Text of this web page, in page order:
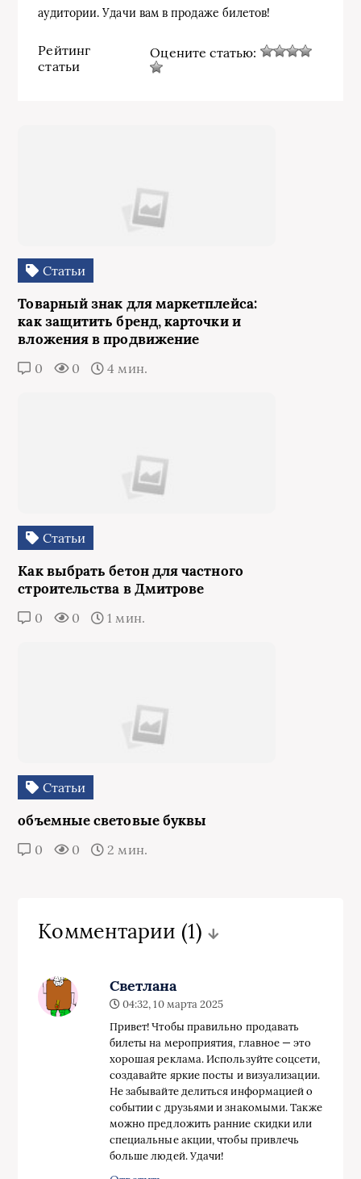
аудитории. Удачи вам в продаже билетов!
Рейтинг
статьи
Оцените статью:
Статьи
Товарный знак для маркетплейса:
как защитить бренд, карточки и
вложения в продвижение
0 0 4 мин.
Статьи
Как выбрать бетон для частного
строительства в Дмитрове
0 0 1 мин.
Статьи
объемные световые буквы
0 0 2 мин.
Комментарии (1)
Светлана
04:32, 10 марта 2025
Привет! Чтобы правильно продавать
билеты на мероприятия, главное — это
хорошая реклама. Используйте соцсети,
создавайте яркие посты и визуализации.
Не забывайте делиться информацией о
событии с друзьями и знакомыми. Также
можно предложить ранние скидки или
специальные акции, чтобы привлечь
больше людей. Удачи!